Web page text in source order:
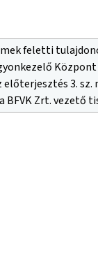
feletti
3.
BFVK Zrt. vezető